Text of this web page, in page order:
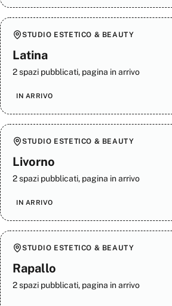
STUDIO ESTETICO & BEAUTY
Latina
2 spazi pubblicati, pagina in arrivo
IN ARRIVO
STUDIO ESTETICO & BEAUTY
Livorno
2 spazi pubblicati, pagina in arrivo
IN ARRIVO
STUDIO ESTETICO & BEAUTY
Rapallo
2 spazi pubblicati, pagina in arrivo